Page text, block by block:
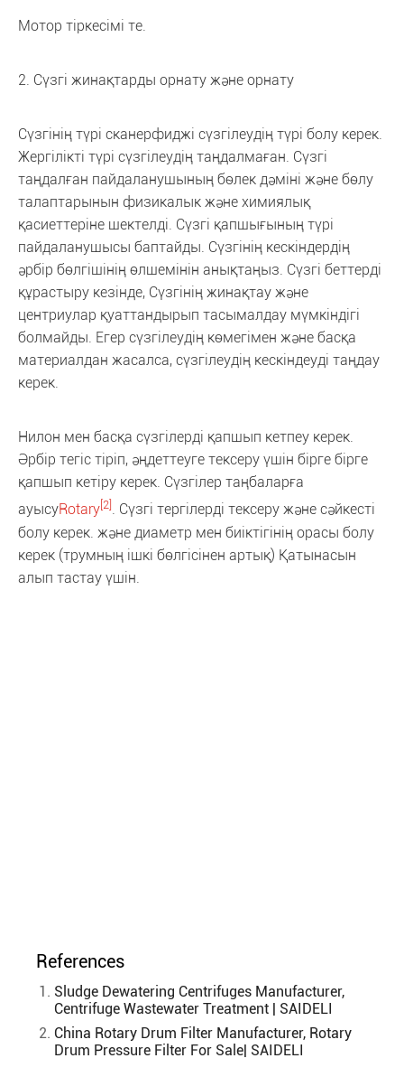
Мотор тіркесімі те.
2. Сүзгі жинақтарды орнату және орнату
Сүзгінің түрі сканерфиджі сүзгілеудің түрі болу керек.
Жергілікті түрі сүзгілеудің таңдалмаған. Сүзгі
таңдалған пайдаланушының бөлек дәміні және бөлу
талаптарынын физикалык және химиялық
қасиеттеріне шектелді. Сүзгі қапшығының түрі
пайдаланушысы баптайды. Сүзгінің кескіндердің
әрбір бөлгішінің өлшемінін анықтаңыз. Сүзгі беттерді
құрастыру кезінде, Сүзгінің жинақтау және
центриулар қуаттандырып тасымалдау мүмкіндігі
болмайды. Егер сүзгілеудің көмегімен және басқа
материалдан жасалса, сүзгілеудің кескіндеуді таңдау
керек.
Нилон мен басқа сүзгілерді қапшып кетпеу керек.
Әрбір тегіс тіріп, әңдеттеуге тексеру үшін бірге бірге
қапшып кетіру керек. Сүзгілер таңбаларға
ауысуRotary [2] . Сүзгі тергілерді тексеру және сәйкесті
болу керек. және диаметр мен биіктігінің орасы болу
керек (трумның ішкі бөлгісінен артық) Қатынасын
алып тастау үшін.
References
Sludge Dewatering Centrifuges Manufacturer,
Centrifuge Wastewater Treatment | SAIDELI
China Rotary Drum Filter Manufacturer, Rotary
Drum Pressure Filter For Sale| SAIDELI